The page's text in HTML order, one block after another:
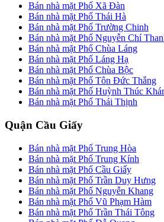
Bán nhà mặt Phố Xã Đàn
Bán nhà mặt Phố Thái Hà
Bán nhà mặt Phố Trường Chinh
Bán nhà mặt Phố Nguyễn Chí
Bán nhà mặt Phố Chùa Láng
Bán nhà mặt Phố Láng Hạ
Bán nhà mặt Phố Chùa Bộc
Bán nhà mặt Phố Tôn Đức Thắng
Bán nhà mặt Phố Huỳnh Thúc
Bán nhà mặt Phố Thái Thịnh
Quận Cầu Giấy
Bán nhà mặt Phố Trung Hòa
Bán nhà mặt Phố Trung Kính
Bán nhà mặt Phố Cầu Giấy
Bán nhà mặt Phố Trần Duy Hưng
Bán nhà mặt Phố Nguyễn Khang
Bán nhà mặt Phố Vũ Phạm Hàm
Bán nhà mặt Phố Trần Thái Tông